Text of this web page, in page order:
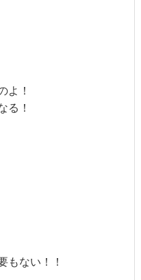
よ！
る！
もない！！